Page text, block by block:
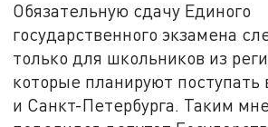
Обязательную сдачу Единого
государственного экзамена
только для школьников из
которые планируют
и Санкт-Петербурга. Таким